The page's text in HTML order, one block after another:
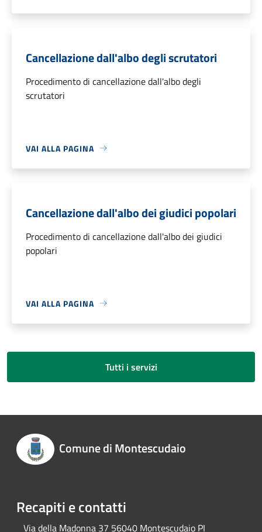
Cancellazione dall'albo degli scrutatori
Procedimento di cancellazione dall'albo degli
scrutatori
VAI ALLA PAGINA
Cancellazione dall'albo dei giudici popolari
Procedimento di cancellazione dall'albo dei giudici
popolari
VAI ALLA PAGINA
Tutti i servizi
Comune di Montescudaio
Recapiti e contatti
Via della Madonna 37 56040 Montescudaio PI